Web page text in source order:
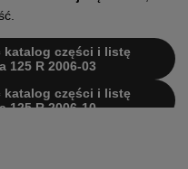
katalog części i listę
125 R 2006-03
katalog części i listę
125 R 2006-10